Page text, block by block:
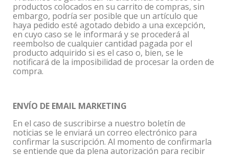
productos colocados en su carrito de compras, sin
embargo, podría ser posible que un artículo que
haya pedido esté agotado debido a una excepción,
en cuyo caso se le informará y se procederá al
reembolso de cualquier cantidad pagada por el
producto adquirido si es el caso o, bien, se le
notificará de la imposibilidad de procesar la orden de
compra.
ENVÍO DE EMAIL MARKETING
En el caso de suscribirse a nuestro boletín de
noticias se le enviará un correo electrónico para
confirmar la suscripción. Al momento de confirmarla
se entiende que da plena autorización para recibir